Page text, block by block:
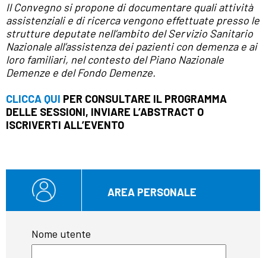
Il Convegno si propone di documentare quali attività
assistenziali e di ricerca vengono effettuate presso le
strutture deputate nell’ambito del Servizio Sanitario
Nazionale all’assistenza dei pazienti con demenza e ai
loro familiari, nel contesto del Piano Nazionale
Demenze e del Fondo Demenze.
CLICCA QUI PER CONSULTARE IL PROGRAMMA
DELLE SESSIONI, INVIARE L’ABSTRACT O
ISCRIVERTI ALL’EVENTO
AREA PERSONALE
Nome utente